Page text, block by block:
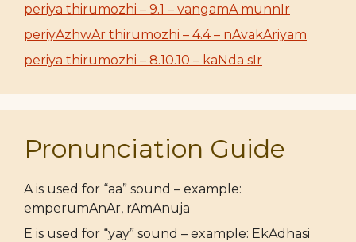
periya thirumozhi – 9.1 – vangamA munnIr
periyAzhwAr thirumozhi – 4.4 – nAvakAriyam
periya thirumozhi – 8.10.10 – kaNda sIr
Pronunciation Guide
A is used for “aa” sound – example:
emperumAnAr, rAmAnuja
E is used for “yay” sound – example: EkAdhasi